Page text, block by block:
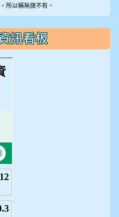
所以稱無旗不有。
訊看板